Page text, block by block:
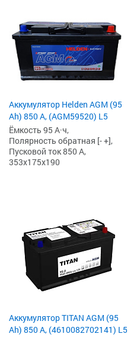
Аккумулятор Helden AGM (95
Ah) 850 А, (AGM59520) L5
Ёмкость 95 А·ч,
Полярность обратная [- +],
Пусковой ток 850 А,
353x175x190
Аккумулятор TITAN AGM (95
Ah) 850 А, (4610082702141) L5